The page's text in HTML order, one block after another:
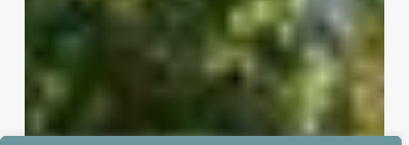
schema:
past
beter